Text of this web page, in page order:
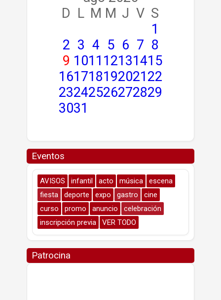
D L M M J V S
1
2 3 4 5 6 7 8
9 1011 12131415
16171819202122
23242526272829
3031
Eventos
AVISOS infantil acto música
escena
fiesta
deporte expo gastro
cine
curso
promo anuncio
celebración
inscripción previa
VER TODO
Patrocina